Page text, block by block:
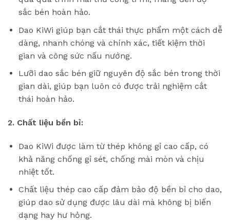
sắc bén hoàn hảo.
Dao KiWi giúp bạn cắt thái thực phẩm một cách dễ
dàng, nhanh chóng và chính xác, tiết kiệm thời
gian và công sức nấu nướng.
Lưỡi dao sắc bén giữ nguyên độ sắc bén trong thời
gian dài, giúp bạn luôn có được trải nghiệm cắt
thái hoàn hảo.
2. Chất liệu bền bỉ:
Dao KiWi được làm từ thép không gỉ cao cấp, có
khả năng chống gỉ sét, chống mài mòn và chịu
nhiệt tốt.
Chất liệu thép cao cấp đảm bảo độ bền bỉ cho dao,
giúp dao sử dụng được lâu dài mà không bị biến
dạng hay hư hỏng.